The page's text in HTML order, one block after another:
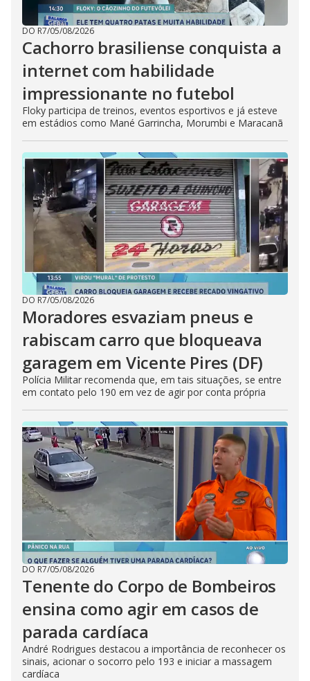
DO R7/05/08/2026
Cachorro brasiliense conquista a
internet com habilidade
impressionante no futebol
Floky participa de treinos, eventos esportivos e já esteve
em estádios como Mané Garrincha, Morumbi e Maracanã
DO R7/05/08/2026
Moradores esvaziam pneus e
rabiscam carro que bloqueava
garagem em Vicente Pires (DF)
Polícia Militar recomenda que, em tais situações, se entre
em contato pelo 190 em vez de agir por conta própria
DO R7/05/08/2026
Tenente do Corpo de Bombeiros
ensina como agir em casos de
parada cardíaca
André Rodrigues destacou a importância de reconhecer os
sinais, acionar o socorro pelo 193 e iniciar a massagem
cardíaca